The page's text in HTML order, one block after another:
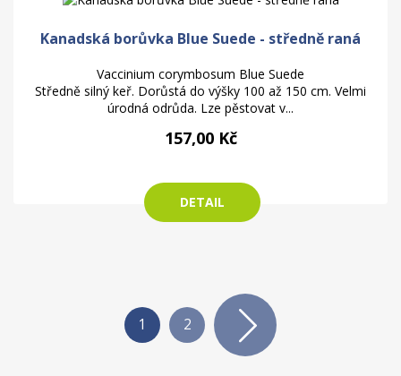
Kanadská borůvka Blue Suede - středně raná
Vaccinium corymbosum Blue Suede
Středně silný keř. Dorůstá do výšky 100 až 150 cm. Velmi
úrodná odrůda. Lze pěstovat v...
157,00 Kč
DETAIL
1 2